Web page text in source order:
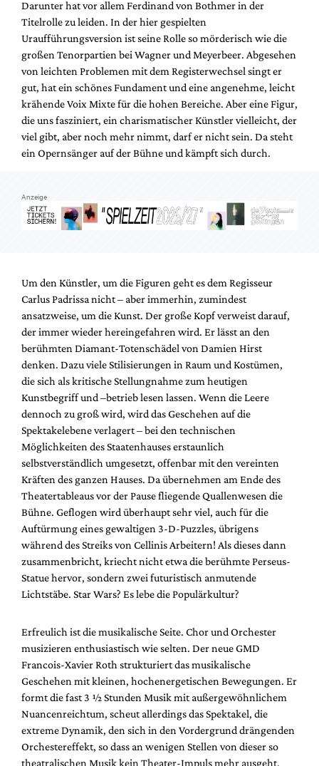
Darunter hat vor allem Ferdinand von Bothmer in der
Titelrolle zu leiden. In der hier gespielten
Uraufführungsversion ist seine Rolle so mörderisch wie die
großen Tenorpartien bei Wagner und Meyerbeer. Abgesehen
von leichten Problemen mit dem Registerwechsel singt er
gut, hat ein schönes Fundament und eine angenehme, leicht
krähende Voix Mixte für die hohen Bereiche. Aber eine Figur,
die uns fasziniert, ein charismatischer Künstler vielleicht, der
viel gibt, aber noch mehr nimmt, darf er nicht sein. Da steht
ein Opernsänger auf der Bühne und kämpft sich durch.
Anzeige
Um den Künstler, um die Figuren geht es dem Regisseur
Carlus Padrissa nicht – aber immerhin, zumindest
ansatzweise, um die Kunst. Der große Kopf verweist darauf,
der immer wieder hereingefahren wird. Er lässt an den
berühmten Diamant-Totenschädel von Damien Hirst
denken. Dazu viele Stilisierungen in Raum und Kostümen,
die sich als kritische Stellungnahme zum heutigen
Kunstbegriff und –betrieb lesen lassen. Wenn die Leere
dennoch zu groß wird, wird das Geschehen auf die
Spektakelebene verlagert – bei den technischen
Möglichkeiten des Staatenhauses erstaunlich
selbstverständlich umgesetzt, offenbar mit den vereinten
Kräften des ganzen Hauses. Da übernehmen am Ende des
Theatertableaus vor der Pause fliegende Quallenwesen die
Bühne. Geflogen wird überhaupt sehr viel, auch für die
Auftürmung eines gewaltigen 3-D-Puzzles, übrigens
während des Streiks von Cellinis Arbeitern! Als dieses dann
zusammenbricht, kriecht nicht etwa die berühmte Perseus-
Statue hervor, sondern zwei futuristisch anmutende
Lichtstäbe. Star Wars? Es lebe die Populärkultur?
Erfreulich ist die musikalische Seite. Chor und Orchester
musizieren enthusiastisch wie selten. Der neue GMD
Francois-Xavier Roth strukturiert das musikalische
Geschehen mit kleinen, hochenergetischen Bewegungen. Er
formt die fast 3 ½ Stunden Musik mit außergewöhnlichem
Nuancenreichtum, scheut allerdings das Spektakel, die
extreme Dynamik, den sich in den Vordergrund drängenden
Orchestereffekt, so dass an wenigen Stellen von dieser so
theatralischen Musik kein Theater-Impuls mehr ausgeht,